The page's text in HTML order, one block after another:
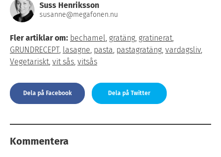
Suss Henriksson
susanne@megafonen.nu
Fler artiklar om: bechamel, gratäng, gratinerat,
GRUNDRECEPT, lasagne, pasta, pastagratäng, vardagsliv,
Vegetariskt, vit sås, vitsås
Dela på Facebook Dela på Twitter
Kommentera